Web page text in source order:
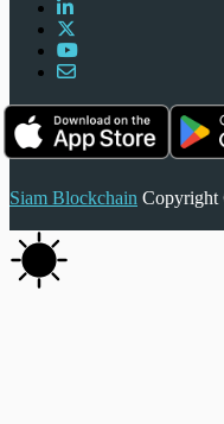
Siam Blockchain Copyright